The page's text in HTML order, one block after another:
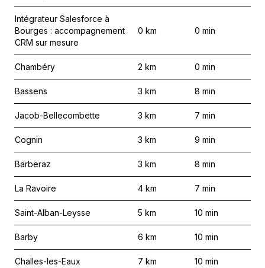
Intégrateur Salesforce à
Bourges : accompagnement
CRM sur mesure
0 km 0 min
Chambéry 2 km 0 min
Bassens 3 km 8 min
Jacob-Bellecombette 3 km 7 min
Cognin 3 km 9 min
Barberaz 3 km 8 min
La Ravoire 4 km 7 min
Saint-Alban-Leysse 5 km 10 min
Barby 6 km 10 min
Challes-les-Eaux 7 km 10 min